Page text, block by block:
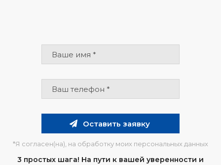
Оставить заявку
*Я согласен(на), на обработку моих персональных данных
3 простых шага! На пути к вашей уверенности и